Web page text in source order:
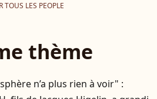
TOUS LES PEOPLE
thème
n’a plus rien à voir" :